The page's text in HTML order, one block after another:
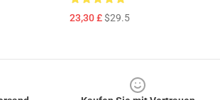
23,30 £$29.5